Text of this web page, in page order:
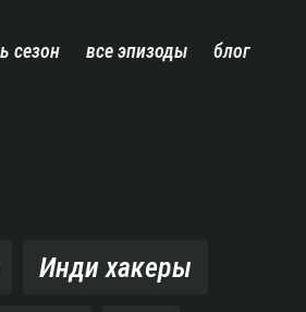
сезон все эпизоды блог
Инди хакеры